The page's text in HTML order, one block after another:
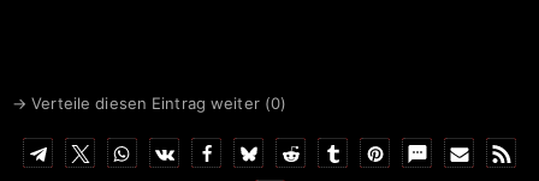
→ Verteile diesen Eintrag weiter (0)